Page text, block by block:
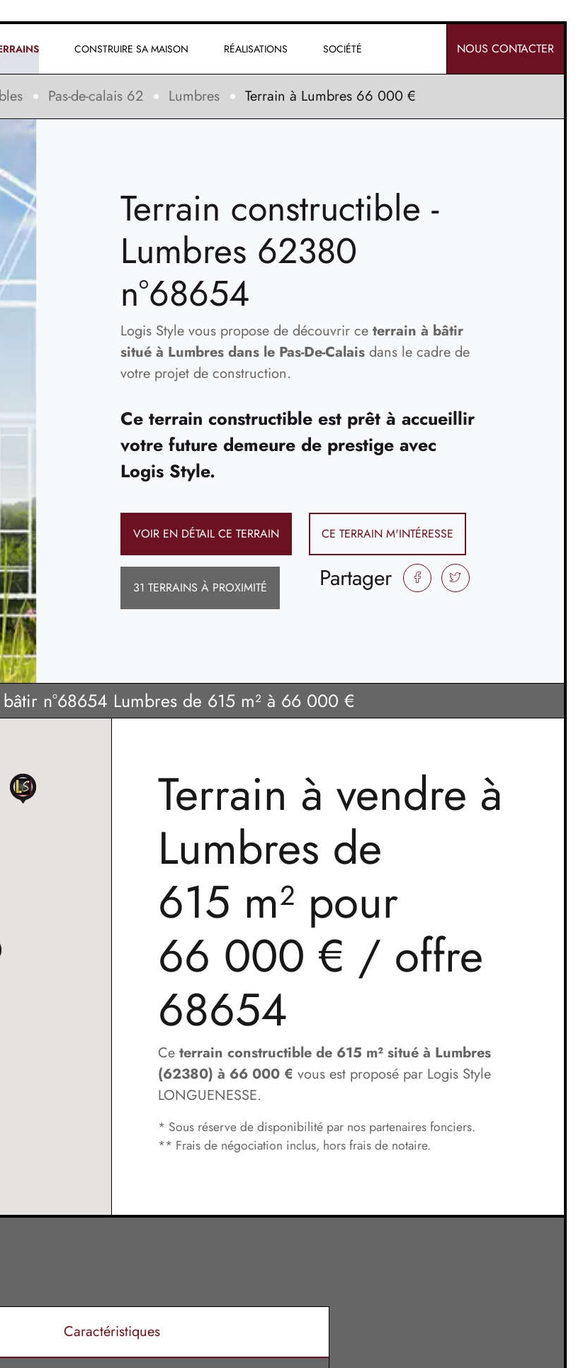
CONSTRUIRE SA MAISON RÉALISATIONS SOCIÉTÉ NOUS CONTACTER
Pas-de-calais 62 Lumbres Terrain à Lumbres 66 000 €
Terrain constructible -
Lumbres 62380
n°68654
Logis Style vous propose de découvrir ce terrain à bâtir
situé à Lumbres dans le Pas-De-Calaisdans le cadre de
votre projet de construction.
Ce terrain constructible est prêt à accueillir
votre future demeure de prestige avec
Logis Style.
VOIR EN DÉTAIL CE TERRAIN CE TERRAIN M'INTÉRESSE
31 TERRAINS À PROXIMITÉ Partager FACEBOOKTWITTER
n°68654 Lumbres de 615 m² à 66 000 €
Terrain à vendre à
Lumbres de
615 m² pour
66 000 € / offre
68654
Ceterrain constructible de 615 m² situé à Lumbres
(62380) à 66 000 € vous est proposé par Logis Style
LONGUENESSE.
* Sous réserve de disponibilité par nos partenaires fonciers.
** Frais de négociation inclus, hors frais de notaire.
Caractéristiques